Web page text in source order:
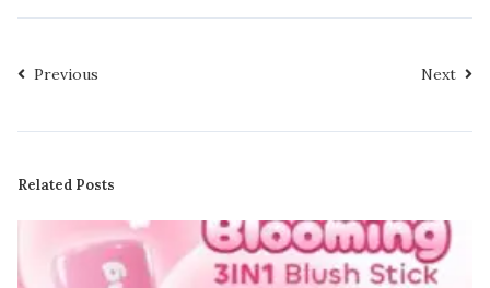
Previous Next
Related Posts